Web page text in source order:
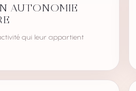
AUTONOMIE
qui leur appartient